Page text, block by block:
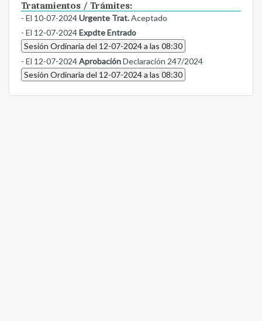
Tratamientos / Trámites:
- El 10-07-2024Urgente Trat.Aceptado
- El 12-07-2024Expdte Entrado
Sesión Ordinaria del 12-07-2024 a las 08:30
- El 12-07-2024AprobaciónDeclaración 247/2024
Sesión Ordinaria del 12-07-2024 a las 08:30